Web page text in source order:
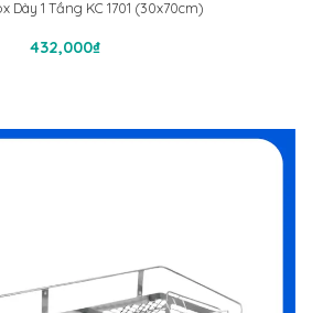
Dày 1 Tầng KC 1701 (30x70cm)
432,000₫
Thêm Vào Giỏ Hàng